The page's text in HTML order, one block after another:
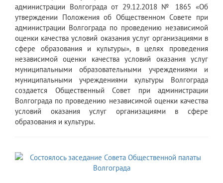
администрации Волгограда от 29.12.2018 № 1865 «Об
утверждении Положения об Общественном Совете при
администрации Волгограда по проведению независимой
оценки качества условий оказания услуг организациями в
сфере образования и культуры», в целях проведения
независимой оценки качества условий оказания услуг
муниципальными образовательными учреждениями и
муниципальными учреждениями культуры Волгограда
создается Общественный Совет при администрации
Волгограда по проведению независимой оценки качества
условий оказания услуг организациями в сфере
образования и культуры.